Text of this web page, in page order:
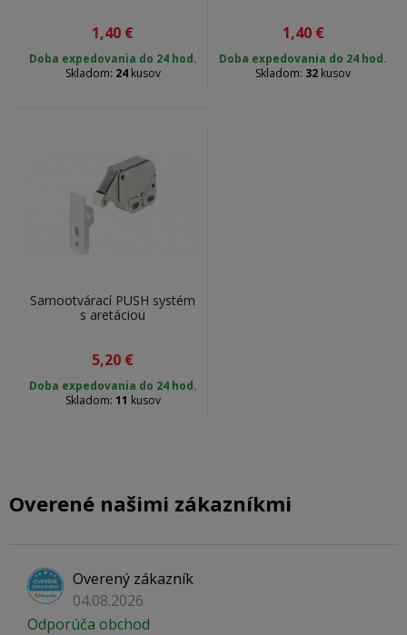
1,40 €
Doba expedovania do 24 hod.
Skladom: 24kusov
1,40 €
Doba expedovania do 24 hod.
Skladom: 32 kusov
Samootvárací PUSH systém
s aretáciou
5,20 €
Doba expedovania do 24 hod.
Skladom: 11 kusov
Overené našimi zákazníkmi
Overený zákazník
04.08.2026
Odporúča obchod